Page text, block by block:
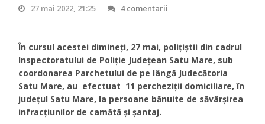
27 mai 2022, 21:25 4 comentarii
În cursul acestei dimineți, 27 mai, polițiștii din cadrul
Inspectoratului de Poliție Județean Satu Mare, sub
coordonarea Parchetului de pe lângă Judecătoria
Satu Mare, au efectuat 11 percheziții domiciliare, în
județul Satu Mare, la persoane bănuite de săvârșirea
infracțiunilor de camătă și șantaj.